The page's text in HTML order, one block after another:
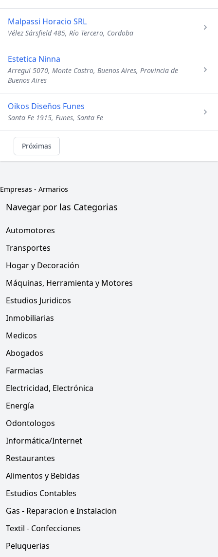
Malpassi Horacio SRL
Vélez Sársfield 485, Río Tercero, Cordoba
Estetica Ninna
Arregui 5070, Monte Castro, Buenos Aires, Provincia de
Buenos Aires
Oikos Diseños Funes
Santa Fe 1915, Funes, Santa Fe
Próximas
Empresas - Armarios
Navegar por las Categorias
Automotores
Transportes
Hogar y Decoración
Máquinas, Herramienta y Motores
Estudios Juridicos
Inmobiliarias
Medicos
Abogados
Farmacias
Electricidad, Electrónica
Energía
Odontologos
Informática/Internet
Restaurantes
Alimentos y Bebidas
Estudios Contables
Gas - Reparacion e Instalacion
Textil - Confecciones
Peluquerias